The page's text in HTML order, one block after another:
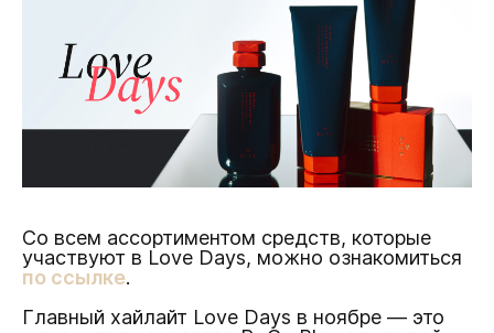
Со всем ассортиментом средств, которые
участвуют в Love Days, можно ознакомиться
по ссылке.
Главный хайлайт Love Days в ноябре — это